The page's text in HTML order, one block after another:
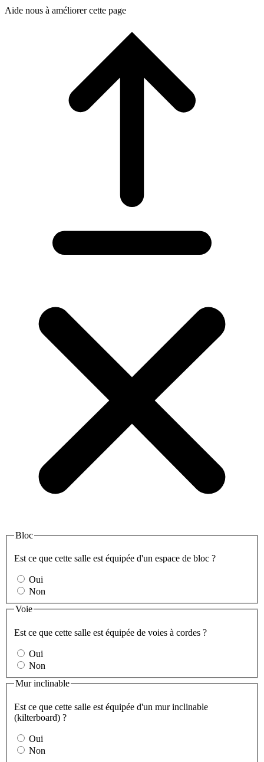
Aide nous à améliorer cette page
Bloc
Est ce que cette salle est équipée d'un espace de bloc ?
Oui
Non
Voie
Est ce que cette salle est équipée de voies à cordes ?
Oui
Non
Mur inclinable
Est ce que cette salle est équipée d'un mur inclinable
(kilterboard) ?
Oui
Non